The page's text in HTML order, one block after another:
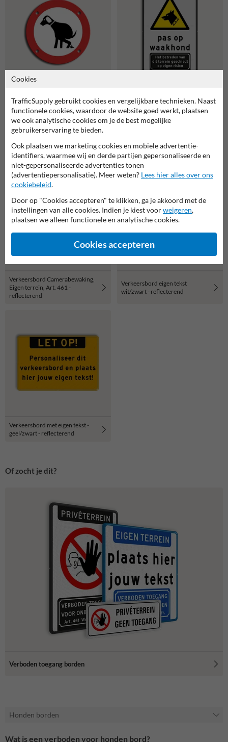
Ø100mm hier honden laten
poepen verboden
Waakhond, terrein betreden
op eigen risico
Gerelateerde producten
Verkeersbord Camerabewaking,
Eigen terrein, Art. 461 -
reflecterend
Verkeersbord eigen tekst
wit/zwart - reflecterend
Verkeersbord met eigen tekst -
geel/zwart - reflecterend
Of zocht je dit?
Verboden toegang borden
Honden borden
Wat is een verboden voor honden bord?
Cookies
TrafficSupply gebruikt cookies en vergelijkbare technieken. Naast
functionele cookies, waardoor de website goed werkt, plaatsen
we ook analytische cookies om je de best mogelijke
gebruikerservaring te bieden.
Ook plaatsen we marketing cookies en mobiele advertentie-
identifiers, waarmee wij en derde partijen gepersonaliseerde en
niet-gepersonaliseerde advertenties tonen
(advertentiepersonalisatie). Meer weten? Lees hier alles over ons
cookiebeleid.
Door op "Cookies accepteren" te klikken, ga je akkoord met de
instellingen van alle cookies. Indien je kiest voorweigeren,
plaatsen we alleen functionele en analytische cookies.
Cookies accepteren